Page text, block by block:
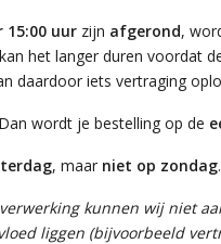
15:00 uur zijn afgerond,
kan het langer duren voordat
daardoor iets vertraging
Dan wordt je bestelling op de
, maar niet op zondag.
kunnen wij niet
liggen (bijvoorbeeld